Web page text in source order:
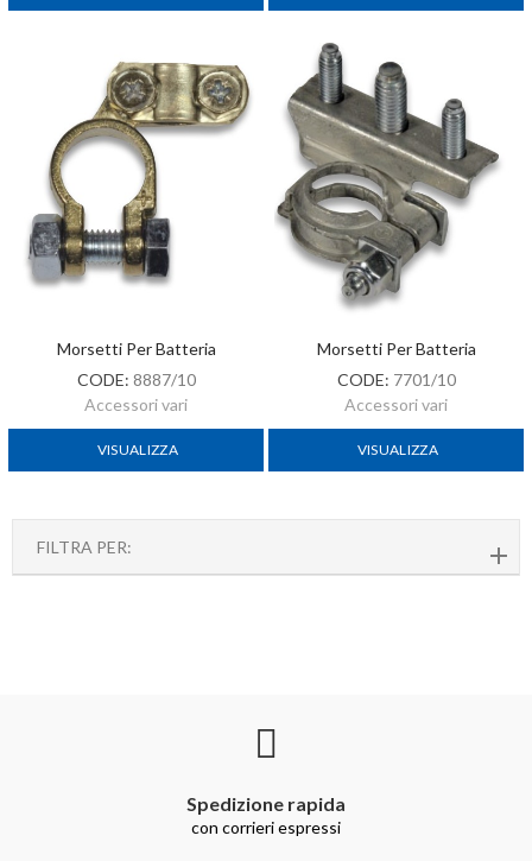
Morsetti Per Batteria
CODE: 8887/10
Accessori vari
VISUALIZZA
Morsetti Per Batteria
CODE: 7701/10
Accessori vari
VISUALIZZA
FILTRA PER:
Spedizione rapida
con corrieri espressi